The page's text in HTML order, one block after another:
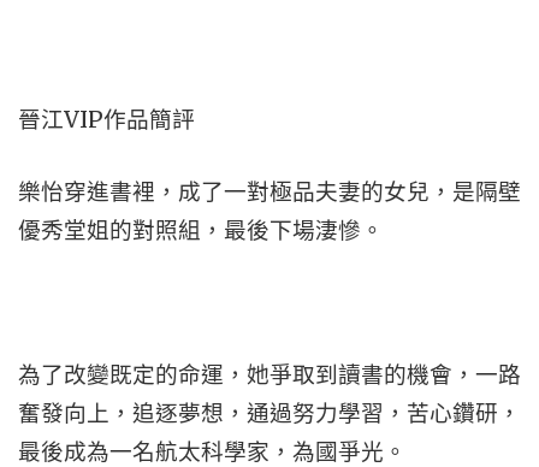
晉江VIP作品簡評
樂怡穿進書裡，成了一對極品夫妻的女兒，是隔壁
優秀堂姐的對照組，最後下場淒慘。
為了改變既定的命運，她爭取到讀書的機會，一路
奮發向上，追逐夢想，通過努力學習，苦心鑽研，
最後成為一名航太科學家，為國爭光。